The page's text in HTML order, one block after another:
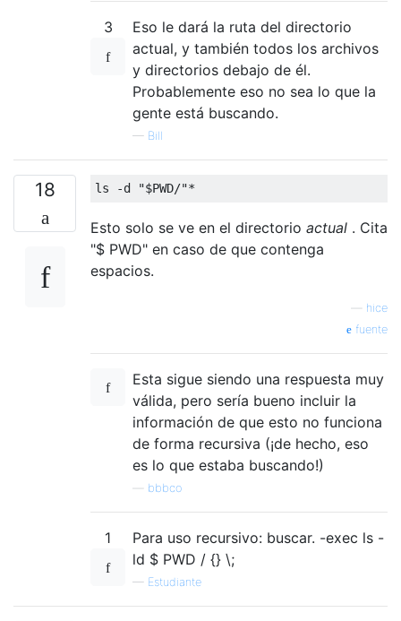
3
Eso le dará la ruta del directorio
actual, y también todos los archivos
y directorios debajo de él.
Probablemente eso no sea lo que la
gente está buscando.
— Bill
18
Esto solo se ve en el directorio actual . Cita
"$ PWD" en caso de que contenga
espacios.
hice
fuente
Esta sigue siendo una respuesta muy
válida, pero sería bueno incluir la
información de que esto no funciona
de forma recursiva (¡de hecho, eso
es lo que estaba buscando!)
bbbco
1
Para uso recursivo: buscar. -exec ls -
ld $ PWD / {} \;
— Estudiante